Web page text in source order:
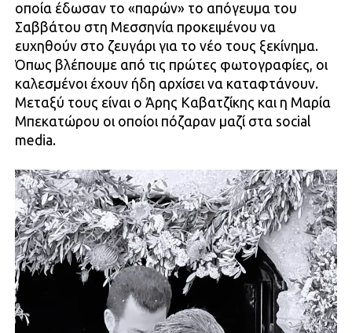
οποία έδωσαν το «παρών» το απόγευμα του
Σαββάτου στη Μεσσηνία προκειμένου να
ευχηθούν στο ζευγάρι για το νέο τους ξεκίνημα.
Όπως βλέπουμε από τις πρώτες φωτογραφίες, οι
καλεσμένοι έχουν ήδη αρχίσει να καταφτάνουν.
Μεταξύ τους είναι ο Άρης Καβατζίκης και η Μαρία
Μπεκατώρου οι οποίοι πόζαραν μαζί στα social
media.